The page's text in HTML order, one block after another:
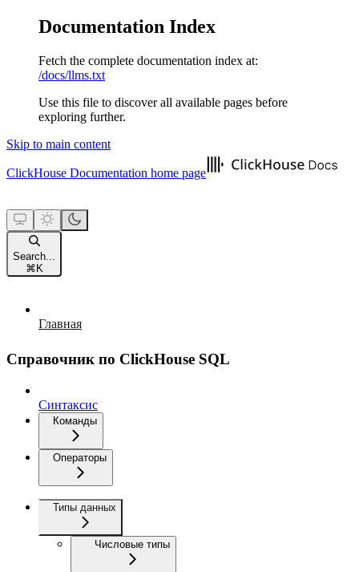
Documentation Index
Fetch the complete documentation index at:
/docs/llms.txt
Use this file to discover all available pages before
exploring further.
Skip to main content
ClickHouse Documentation home page
Search...
⌘ K
Главная
Справочник по ClickHouse SQL
Синтаксис
Команды
Операторы
Типы данных
Числовые типы